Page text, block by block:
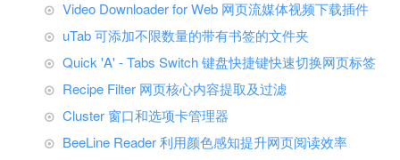
Video Downloader for Web 网页流媒体视频下载插件
uTab 可添加不限数量的带有书签的文件夹
Quick 'A' - Tabs Switch 键盘快捷键快速切换网页标签
Recipe Filter 网页核心内容提取及过滤
Cluster 窗口和选项卡管理器
BeeLine Reader 利用颜色感知提升网页阅读效率